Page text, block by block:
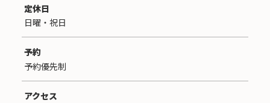
定休日
日曜・祝日
予約
予約優先制
アクセス